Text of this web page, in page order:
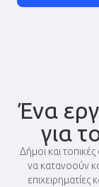
Ένα
για
Δήμοι και
να κατανοούν